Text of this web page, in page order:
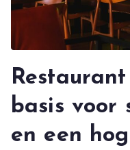
basis voor
en een